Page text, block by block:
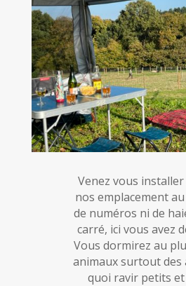
Venez vous
nos emplacement
de numéros ni de
carré, ici vous avez
Vous dormirez au
animaux surtout des
quoi ravir petits